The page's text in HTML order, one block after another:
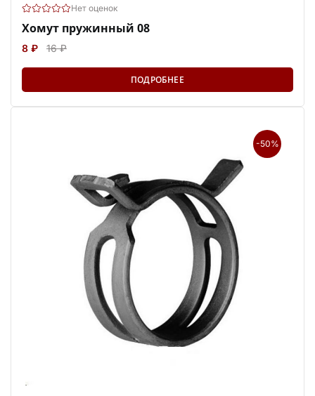
Нет оценок
Хомут пружинный 08
8 ₽ 16 ₽
ПОДРОБНЕЕ
-50%